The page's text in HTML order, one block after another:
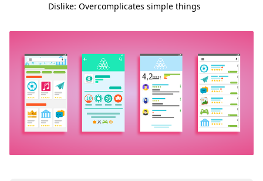
Dislike: Overcomplicates simple things